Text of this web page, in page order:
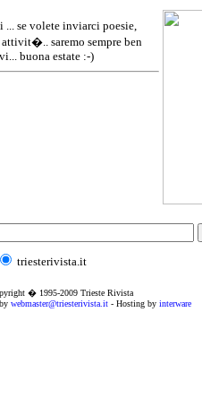
se volete inviarci poesie,
saremo sempre ben
buona estate :-)
triesterivista.it
� 1995-2009 Trieste Rivista
webmaster@triesterivista.it- Hosting by interware